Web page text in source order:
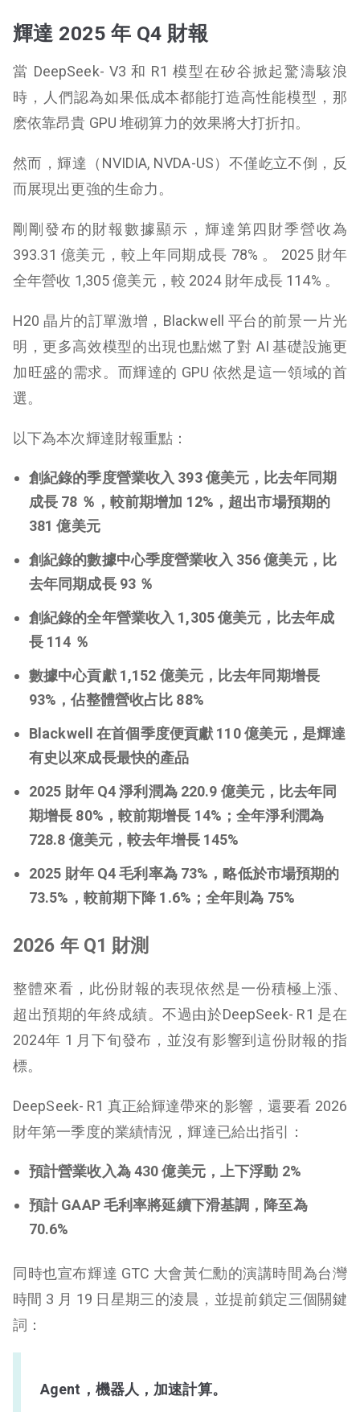
輝達 2025 年 Q4 財報
當 DeepSeek- V3 和 R1 模型在矽谷掀起驚濤駭浪
時，人們認為如果低成本都能打造高性能模型，那
麽依靠昂貴 GPU 堆砌算力的效果將大打折扣。
然而，輝達（NVIDIA, NVDA-US）不僅屹立不倒，反
而展現出更強的生命力。
剛剛發布的財報數據顯示，輝達第四財季營收為
393.31 億美元，較上年同期成長 78% 。 2025 財年
全年營收 1,305 億美元，較 2024 財年成長 114% 。
H20 晶片的訂單激增，Blackwell 平台的前景一片光
明，更多高效模型的出現也點燃了對 AI 基礎設施更
加旺盛的需求。而輝達的 GPU 依然是這一領域的首
選。
以下為本次輝達財報重點：
創紀錄的季度營業收入 393 億美元，比去年同期
成長 78 ％，較前期增加 12%，超出市場預期的
381 億美元
創紀錄的數據中心季度營業收入 356 億美元，比
去年同期成長 93 ％
創紀錄的全年營業收入 1,305 億美元，比去年成
長 114 ％
數據中心貢獻 1,152 億美元，比去年同期增長
93%，佔整體營收占比 88%
Blackwell 在首個季度便貢獻 110 億美元，是輝達
有史以來成長最快的產品
2025 財年 Q4 淨利潤為 220.9 億美元，比去年同
期增長 80%，較前期增長 14%；全年淨利潤為
728.8 億美元，較去年增長 145%
2025 財年 Q4 毛利率為 73%，略低於市場預期的
73.5%，較前期下降 1.6%；全年則為 75%
2026 年 Q1 財測
整體來看，此份財報的表現依然是一份積極上漲、
超出預期的年終成績。不過由於DeepSeek- R1 是在
2024年 1 月下旬發布，並沒有影響到這份財報的指
標。
DeepSeek- R1 真正給輝達帶來的影響，還要看 2026
財年第一季度的業績情況，輝達已給出指引：
預計營業收入為 430 億美元，上下浮動 2%
預計 GAAP 毛利率將延續下滑基調，降至為
70.6%
同時也宣布輝達 GTC 大會黃仁勳的演講時間為台灣
時間 3 月 19 日星期三的淩晨，並提前鎖定三個關鍵
詞：
Agent，機器人，加速計算。